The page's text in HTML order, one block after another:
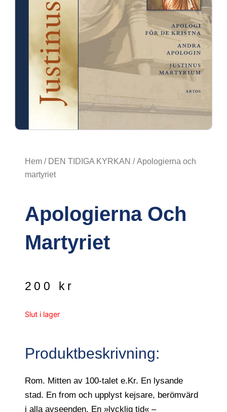
Hem/ DEN TIDIGA KYRKAN / Apologierna och
martyriet
Apologierna Och
Martyriet
200 kr
Slut i lager
Produktbeskrivning:
Rom. Mitten av 100-talet e.Kr. En lysande
stad. En from och upplyst kejsare, berömvärd
i alla avseenden. En »lycklig tid« –